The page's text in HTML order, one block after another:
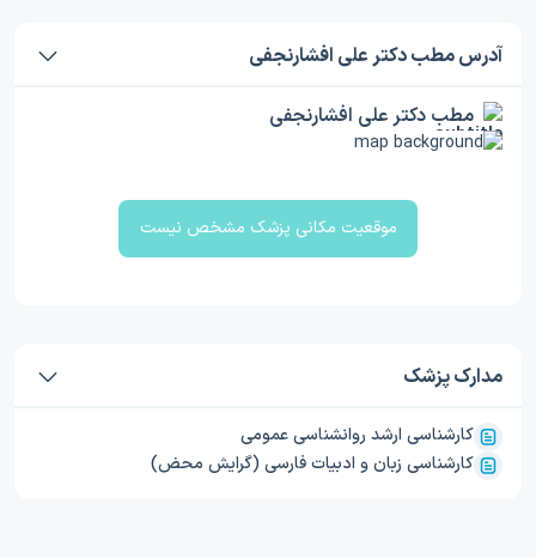
آدرس مطب دکتر علی افشارنجفی
مطب دکتر علی افشارنجفی
موقعیت مکانی پزشک مشخص نیست
مدارک پزشک
کارشناسی ارشد روانشناسی عمومی
کارشناسی زبان و ادبیات فارسی (گرایش محض)